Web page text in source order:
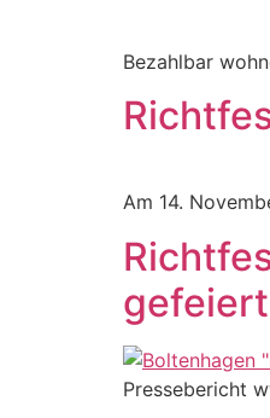
Bezahlbar
Am 14.
Pressebericht